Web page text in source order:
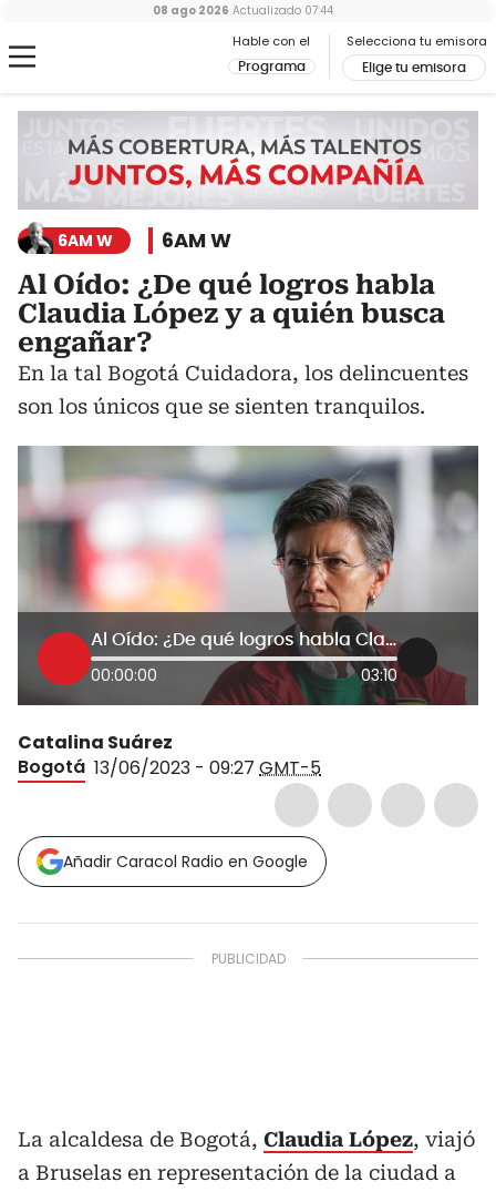
Hable con el
Programa
Selecciona tu emisora
Elige tu emisora
08 ago 2026 Actualizado 07:44
6AM W 6AM W
Al Oído: ¿De qué logros habla
Claudia López y a quién busca
engañar?
En la tal Bogotá Cuidadora, los delincuentes
son los únicos que se sienten tranquilos.
Al Oído: ¿De qué logros habla Claudia López y a quién busca engañar?
00:00:00 03:10
Catalina Suárez
Bogotá 13/06/2023 - 09:27 GMT-5
Añadir Caracol Radio en Google
La alcaldesa de Bogotá, Claudia López, viajó
a Bruselas en representación de la ciudad a